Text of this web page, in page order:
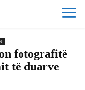
fotografitë
të duarve